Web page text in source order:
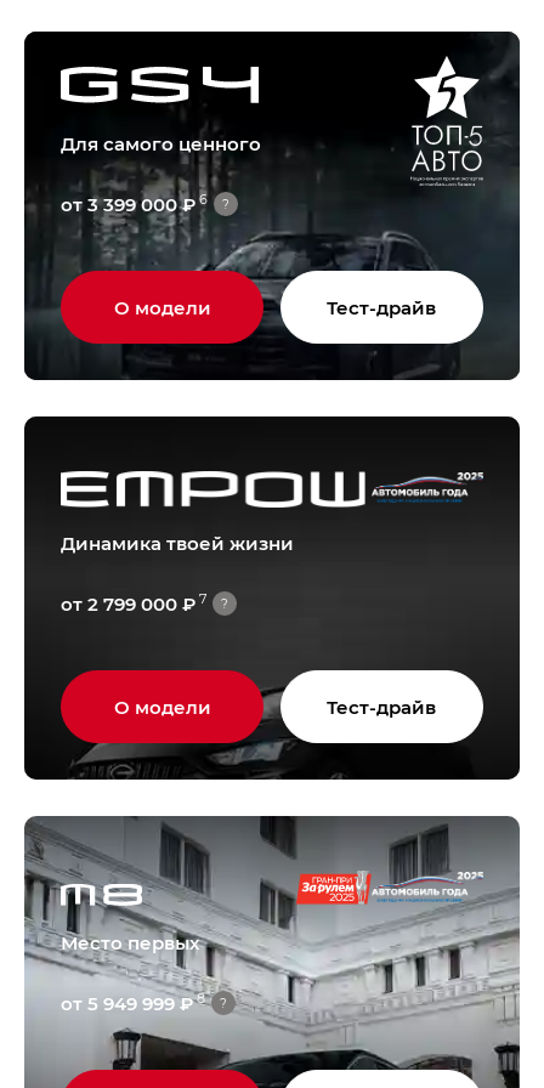
от 3 399 000 ₽ 6 ?
Для самого ценного
О модели Тест-драйв
от 2 799 000 ₽ 7 ?
Динамика твоей жизни
О модели Тест-драйв
от 5 949 999 ₽8 ?
Место первых